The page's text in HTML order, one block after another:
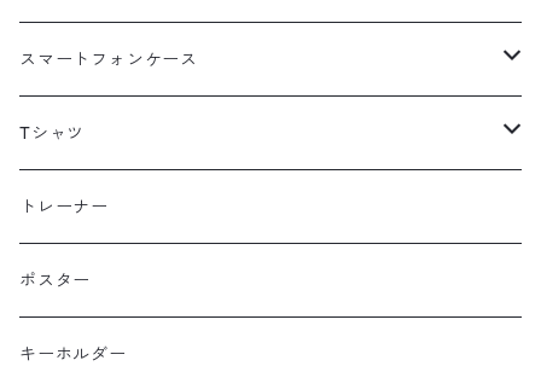
スマートフォンケース
海外
北海道
東北
上信越・尾瀬・日光・北関東
Tシャツ
半袖
コットン
ポリエステル
長袖
Performance Art Wear
トレーナー
ポスター
キーホルダー